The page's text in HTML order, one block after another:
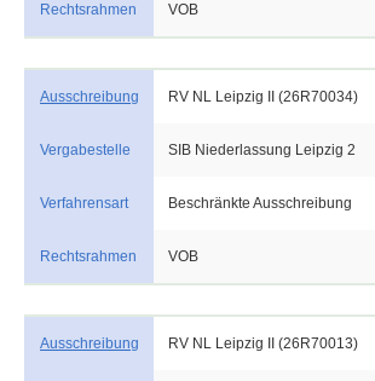
Rechtsrahmen VOB
Ausschreibung RV NL Leipzig II (26R70034)
Vergabestelle SIB Niederlassung Leipzig 2
Verfahrensart Beschränkte Ausschreibung
Rechtsrahmen VOB
Ausschreibung RV NL Leipzig II (26R70013)